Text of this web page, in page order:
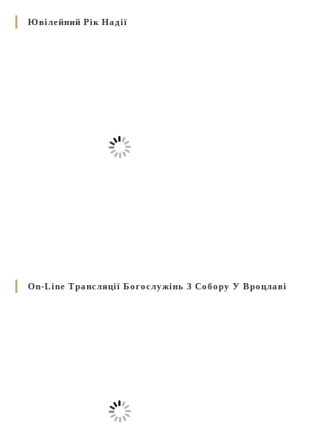
Ювілейний Рік Надії
On-Line Трансляції Богослужінь З Собору У Вроцлаві